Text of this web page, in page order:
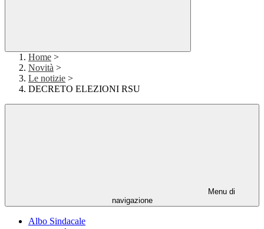
Home >
Novità >
Le notizie >
DECRETO ELEZIONI RSU
Menu di
navigazione
Albo Sindacale